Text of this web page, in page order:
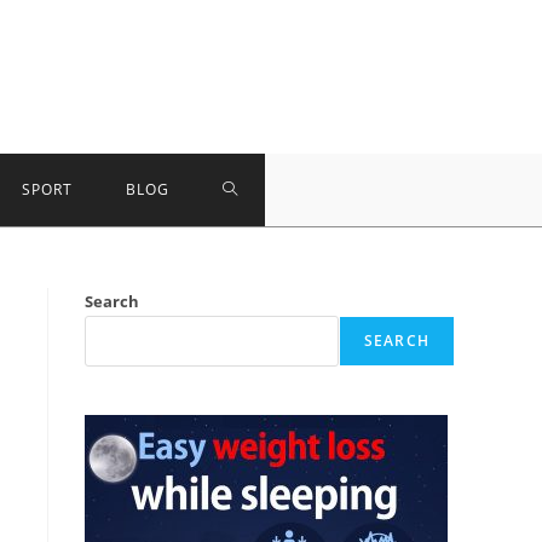
SPORT BLOG TOGGLE
Search
SEARCH